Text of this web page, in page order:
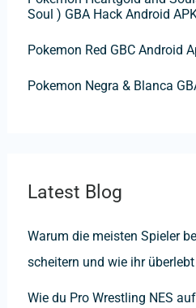
Soul ) GBA Hack Android
Pokemon Red GBC Android
Pokemon Negra & Blanca
Latest Blog
Warum die meisten Spieler
scheitern und wie ihr überlebt
Wie du Pro Wrestling NES